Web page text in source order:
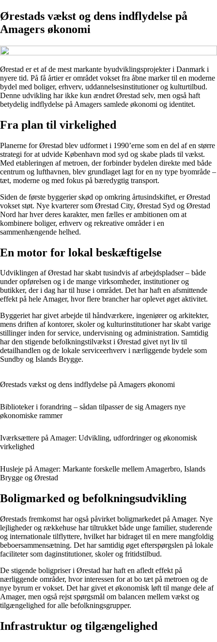
Ørestads vækst og dens indflydelse på
Amagers økonomi
Ørestad er et af de mest markante byudviklingsprojekter i Danmark i
nyere tid. På få årtier er området vokset fra åbne marker til en moderne
bydel med boliger, erhverv, uddannelsesinstitutioner og kulturtilbud.
Denne udvikling har ikke kun ændret Ørestad selv, men også haft
betydelig indflydelse på Amagers samlede økonomi og identitet.
Fra plan til virkelighed
Planerne for Ørestad blev udformet i 1990’erne som en del af en større
strategi for at udvide København mod syd og skabe plads til vækst.
Med etableringen af metroen, der forbinder bydelen direkte med både
centrum og lufthavnen, blev grundlaget lagt for en ny type byområde –
tæt, moderne og med fokus på bæredygtig transport.
Siden de første byggerier skød op omkring årtusindskiftet, er Ørestad
vokset støt. Nye kvarterer som Ørestad City, Ørestad Syd og Ørestad
Nord har hver deres karakter, men fælles er ambitionen om at
kombinere boliger, erhverv og rekreative områder i en
sammenhængende helhed.
En motor for lokal beskæftigelse
Udviklingen af Ørestad har skabt tusindvis af arbejdspladser – både
under opførelsen og i de mange virksomheder, institutioner og
butikker, der i dag har til huse i området. Det har haft en afsmittende
effekt på hele Amager, hvor flere brancher har oplevet øget aktivitet.
Byggeriet har givet arbejde til håndværkere, ingeniører og arkitekter,
mens driften af kontorer, skoler og kulturinstitutioner har skabt varige
stillinger inden for service, undervisning og administration. Samtidig
har den stigende befolkningstilvækst i Ørestad givet nyt liv til
detailhandlen og de lokale serviceerhverv i nærliggende bydele som
Sundby og Islands Brygge.
Ørestads vækst og dens indflydelse på Amagers økonomi
Biblioteker i forandring – sådan tilpasser de sig Amagers nye
økonomiske rammer
Iværksættere på Amager: Udvikling, udfordringer og økonomisk
virkelighed
Husleje på Amager: Markante forskelle mellem Amagerbro, Islands
Brygge og Ørestad
Boligmarked og befolkningsudvikling
Ørestads fremkomst har også påvirket boligmarkedet på Amager. Nye
lejligheder og rækkehuse har tiltrukket både unge familier, studerende
og internationale tilflyttere, hvilket har bidraget til en mere mangfoldig
beboersammensætning. Det har samtidig øget efterspørgslen på lokale
faciliteter som daginstitutioner, skoler og fritidstilbud.
De stigende boligpriser i Ørestad har haft en afledt effekt på
nærliggende områder, hvor interessen for at bo tæt på metroen og de
nye byrum er vokset. Det har givet et økonomisk løft til mange dele af
Amager, men også rejst spørgsmål om balancen mellem vækst og
tilgængelighed for alle befolkningsgrupper.
Infrastruktur og tilgængelighed